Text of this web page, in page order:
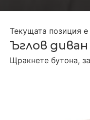
Текущата позиция е
Ъглов диван
Отделни
Щракнете бутона,